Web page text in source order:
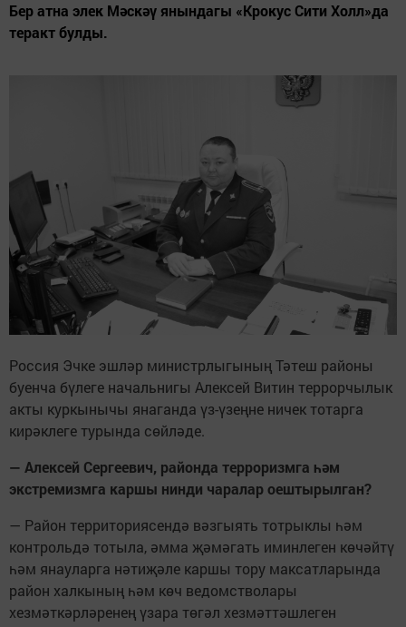
Бер атна элек Мәскәү янындагы «Крокус Сити Холл»да
теракт булды.
Россия Эчке эшләр министрлыгының Тәтеш районы
буенча бүлеге начальнигы Алексей Витин террорчылык
акты куркынычы янаганда үз-үзеңне ничек тотарга
кирәклеге турында сөйләде.
— Алексей Сергеевич, районда терроризмга һәм
экстремизмга каршы нинди чаралар оештырылган?
— Район территориясендә вәзгыять тотрыклы һәм
контрольдә тотыла, әмма җәмәгать иминлеген көчәйтү
һәм янауларга нәтиҗәле каршы тору максатларында
район халкының һәм көч ведомстволары
хезмәткәрләренең үзара төгәл хезмәттәшлеген